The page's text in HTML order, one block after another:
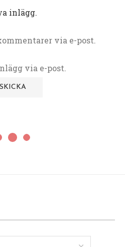
inlägg.
via e-post.
via e-post.